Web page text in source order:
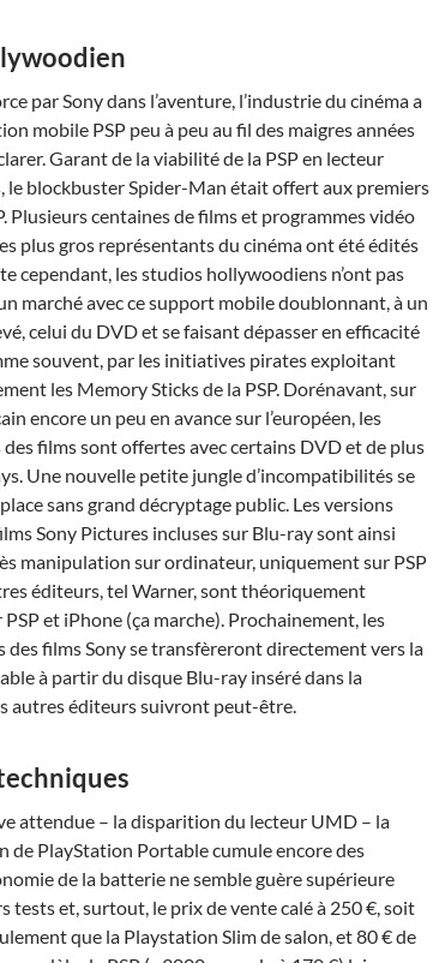
par Sony dans l’aventure, l’industrie du cinéma a
mobile PSP peu à peu au fil des maigres années
Garant de la viabilité de la PSP en lecteur
le blockbuster Spider-Man était offert aux premiers
Plusieurs centaines de films et programmes vidéo
plus gros représentants du cinéma ont été édités
cependant, les studios hollywoodiens n’ont pas
marché avec ce support mobile doublonnant, à un
celui du DVD et se faisant dépasser en efficacité
souvent, par les initiatives pirates exploitant
les Memory Sticks de la PSP. Dorénavant, sur
encore un peu en avance sur l’européen, les
films sont offertes avec certains DVD et de plus
Une nouvelle petite jungle d’incompatibilités se
sans grand décryptage public. Les versions
Sony Pictures incluses sur Blu-ray sont ainsi
manipulation sur ordinateur, uniquement sur PSP
éditeurs, tel Warner, sont théoriquement
et iPhone (ça marche). Prochainement, les
des films Sony se transfèreront directement vers la
à partir du disque Blu-ray inséré dans la
autres éditeurs suivront peut-être.
attendue – la disparition du lecteur UMD – la
de PlayStation Portable cumule encore des
de la batterie ne semble guère supérieure
tests et, surtout, le prix de vente calé à 250 €, soit
que la Playstation Slim de salon, et 80 € de